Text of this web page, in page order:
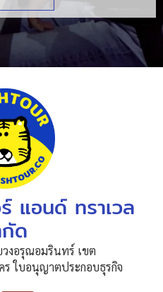
แอนด์ ทราเวล
ด
งอรุณอมรินทร์ เขต
ใบอนุญาตประกอบธุรกิจ